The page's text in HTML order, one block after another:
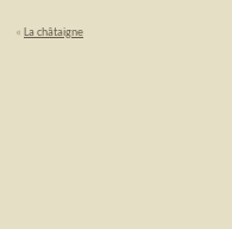
« La châtaigne